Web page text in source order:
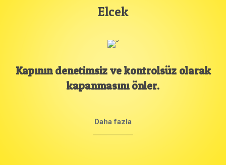
Elcek
Kapının denetimsiz ve kontrolsüz olarak
kapanmasını önler.
Daha fazla